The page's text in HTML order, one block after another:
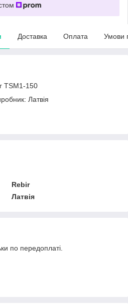
Доставка Оплата Умови
TSM1-150
Латвія
Rebir
Латвія
по передоплаті.